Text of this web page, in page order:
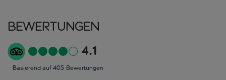
Bewertungen
4.1
Basierend auf 405 Bewertungen